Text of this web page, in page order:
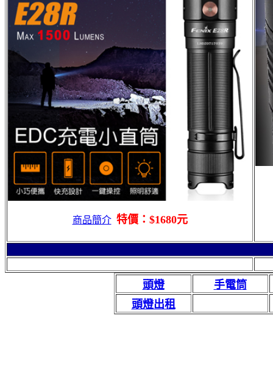
商品簡介 特價：$1680元
頭燈
手電筒
頭燈出租